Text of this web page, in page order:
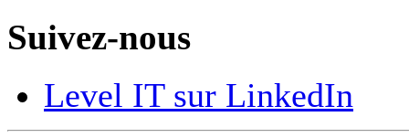
Suivez-nous
Level IT sur LinkedIn